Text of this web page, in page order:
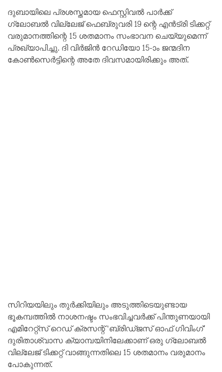
ദുബായിലെ പ്രശസ്തമായ ഫെസ്റ്റിവൽ പാർക്ക്
ഗ്ലോബൽ വില്ലേജ് ഫെബ്രുവരി 19 ന്റെ എൻട്രി ടിക്കറ്റ്
വരുമാനത്തിന്റെ 15 ശതമാനം സംഭാവന ചെയ്യുമെന്ന്
പ്രഖ്യാപിച്ചു. ദി വിർജിൻ റേഡിയോ 15-ാം ജന്മദിന
കോൺസെർട്ടിന്റെ അതേ ദിവസമായിരിക്കും അത്.
സിറിയയിലും തുർക്കിയിലും അടുത്തിടെയുണ്ടായ
ഭൂകമ്പത്തിൽ നാശനഷ്ടം സംഭവിച്ചവർക്ക് പിന്തുണയായി
എമിറേറ്റ്‌സ് റെഡ് ക്രസന്റ് ‘ബ്രിഡ്ജസ് ഓഫ് ഗിവിംഗ്’
ദുരിതാശ്വാസ ക്യാമ്പയിനിലേക്കാണ് ഒരു ഗ്ലോബൽ
വില്ലേജ് ടിക്കറ്റ് വാങ്ങുന്നതിലെ 15 ശതമാനം വരുമാനം
പോകുന്നത്.